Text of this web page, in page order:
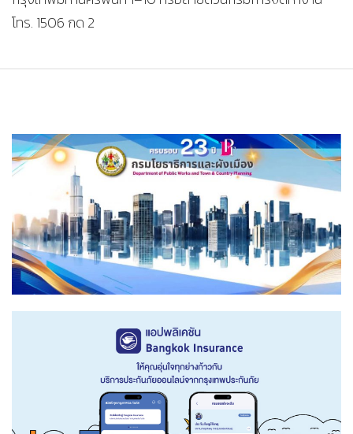
โทร. 1506 กด 2